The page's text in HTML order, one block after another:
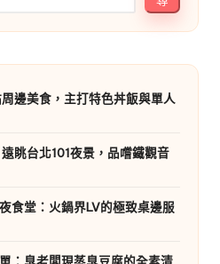
邊美食，主打特色丼飯與單人
眺台北101夜景，品嚐鐵觀音
食堂：火鍋界LV的極致桌邊服